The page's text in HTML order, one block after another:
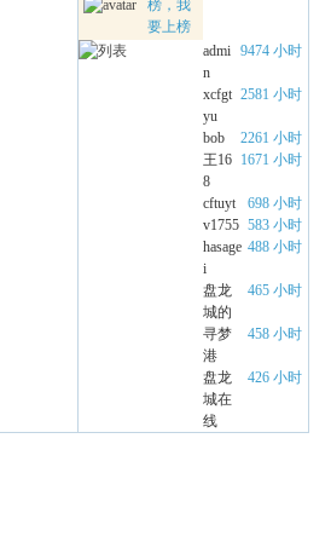
榜，我
要上榜
9474 小时
admi
n
2581 小时
xcfgt
yu
2261 小时
bob
1671 小时
王16
8
698 小时
cftuyt
583 小时
v1755
488 小时
hasage
i
465 小时
盘龙
城的
458 小时
寻梦
港
426 小时
盘龙
城在
线